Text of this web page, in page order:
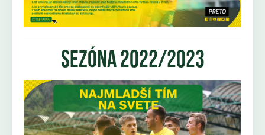
sezóna 2022/2023